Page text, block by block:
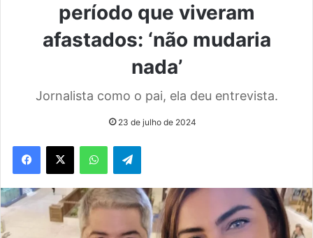
período que viveram
afastados: ‘não mudaria
nada’
Jornalista como o pai, ela deu entrevista.
23 de julho de 2024
WhatsAppTelegram